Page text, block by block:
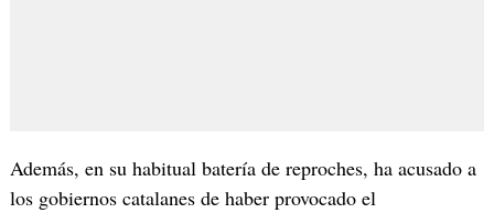
Además, en su habitual batería de reproches, ha acusado a
los gobiernos catalanes de haber provocado el